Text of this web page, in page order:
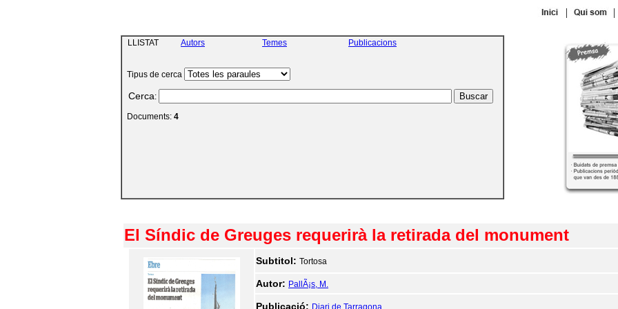
| |
LLISTAT Autors Temes Publicacions
Tipus de cerca
Cerca:
Documents: 4
El Síndic de Greuges requerirà la retirada del monument
Subtitol: Tortosa
Autor: PallÃ¡s, M.
Publicació: Diari de Tarragona